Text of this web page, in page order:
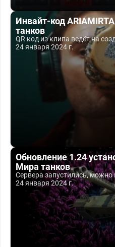
Инвайт-код
танков
QR код из клипа ведёт на
24 января 2024 г.
Обновление 1.24
Мира танков
Сервера запустились, можно
24 января 2024 г.